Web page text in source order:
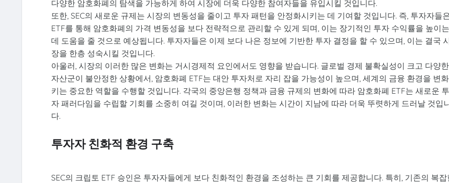
다양한 암호화폐의 탐색을 가능하게 하여 시장에 더욱 다양한 참여자들을 유입시킬 것입니다.
또한, SEC의 새로운 규제는 시장의 변동성을 줄이고 투자 패턴을 안정화시키는 데 기여할 것입니다. 즉, 투자자들
ETF를 통해 암호화폐의 가격 변동성을 보다 전략적으로 관리할 수 있게 되며, 이는 장기적인 투자 수익률을 높이는
데 도움을 줄 것으로 예상됩니다. 투자자들은 이제 보다 나은 정보에 기반한 투자 결정을 할 수 있으며, 이는 결국
장을 한층 성숙시킬 것입니다.
아울러, 시장의 이러한 많은 변화는 거시경제적 요인에서도 영향을 받습니다. 글로벌 경제 불확실성이 크고 다양한
자산군이 불안정한 상황에서, 암호화폐 ETF는 대안 투자처로 자리 잡을 가능성이 높으며, 세계의 금융 환경을 변
키는 중요한 역할을 수행할 것입니다. 각국의 중앙은행 정책과 금융 규제의 변화에 따라 암호화폐 ETF는 새로운 투
자 패러다임을 수립할 기회를 소중히 여길 것이며, 이러한 변화는 시간이 지남에 따라 더욱 뚜렷하게 드러날 것입
다.
투자자 친화적 환경 구축
SEC의 크립토 ETF 승인은 투자자들에게 보다 친화적인 환경을 조성하는 큰 기회를 제공합니다. 특히, 기존의 복잡